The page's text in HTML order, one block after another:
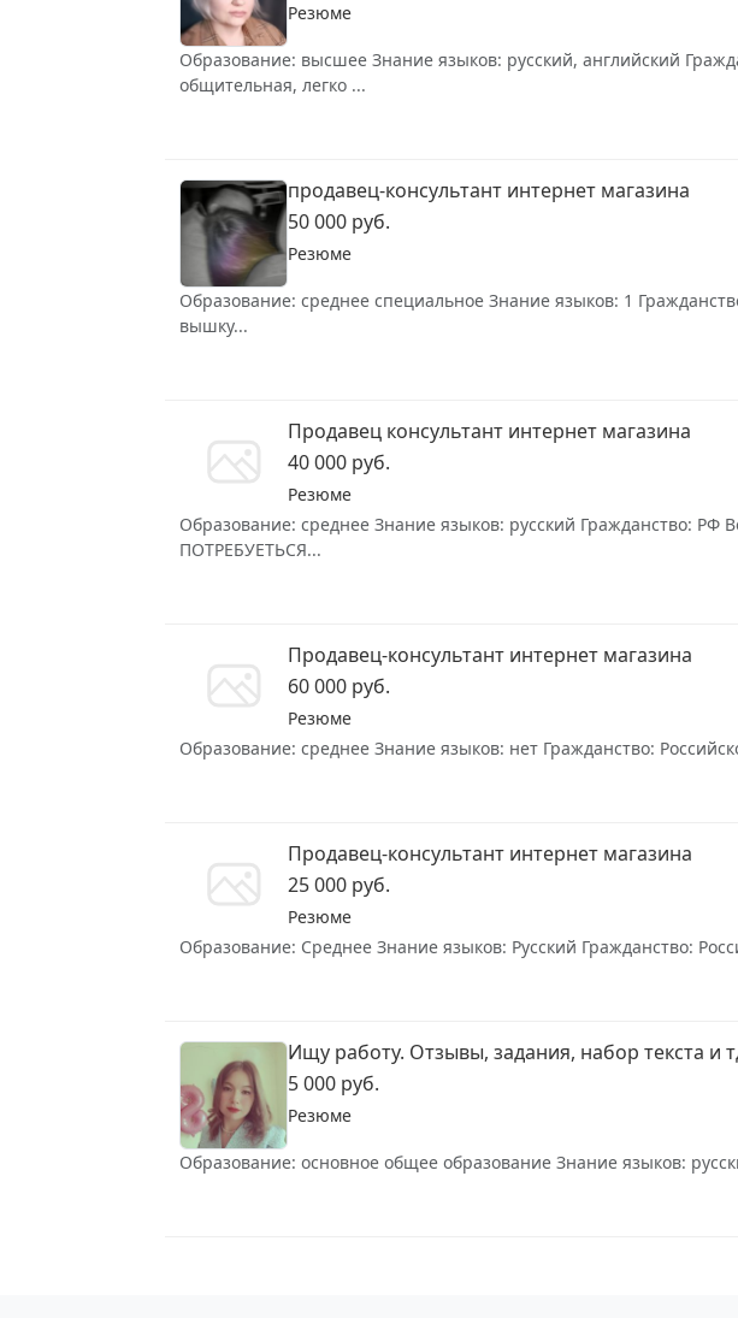
Резюме
Образование: высшее Знание языков: русский, английский
общительная, легко ...
продавец-консультант интернет магазина
50 000 руб.
Резюме
Образование: среднее специальное Знание языков: 1
вышку...
Продавец консультант интернет магазина
40 000 руб.
Резюме
Образование: среднее Знание языков: русский Гражданство:
ПОТРЕБУЕТЬСЯ...
Продавец-консультант интернет магазина
60 000 руб.
Резюме
Образование: среднее Знание языков: нет Гражданство:
Продавец-консультант интернет магазина
25 000 руб.
Резюме
Образование: Среднее Знание языков: Русский Гражданство:
Ищу работу. Отзывы, задания, набор текста и
5 000 руб.
Резюме
Образование: основное общее образование Знание языков: